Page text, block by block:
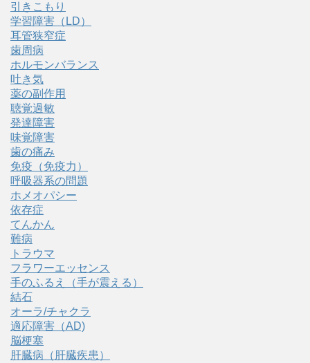
引きこもり
学習障害（LD）
耳管狭窄症
歯周病
ホルモンバランス
吐き気
薬の副作用
聴覚過敏
発達障害
味覚障害
歯の痛み
免疫（免疫力）
呼吸器系の問題
ホメオパシー
依存症
てんかん
難病
トラウマ
フラワーエッセンス
手のふるえ（手が震える）
結石
オーラ/チャクラ
適応障害（AD)
脳梗塞
肝臓病（肝臓疾患）